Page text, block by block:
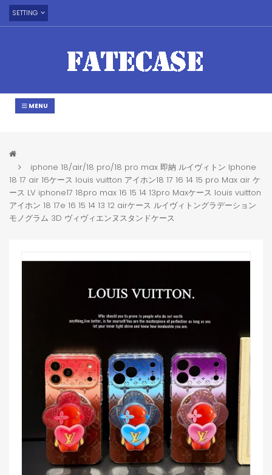
SETTING
MENU
iphone 18/air/18 pro/18 pro max 即納 ルイヴィトン Iphone
18 17 air 16ケース louis vuitton アイホン18 17 16 14 15 pro Max air ケ
ース LV iphone17 18pro max 16 15 14 13pro Maxケース louis vuitton
アイホン 18 17e 16 15 14 13 12 airケース ルイヴィトングラデーション
モノグラム 3D ヴィヴィエンヌスタンドケース